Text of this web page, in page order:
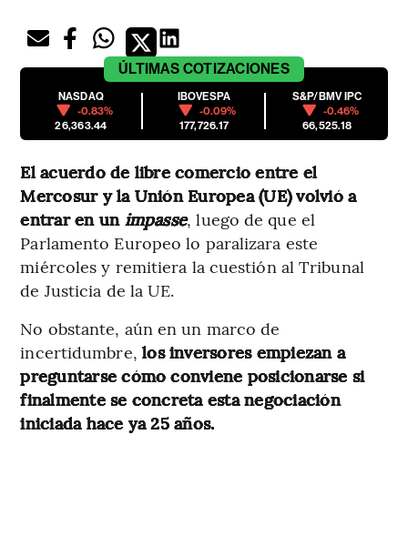
ÚLTIMAS COTIZACIONES
NASDAQ
-0.83%
26,363.44
IBOVESPA
-0.09%
177,726.17
S&P/BMV IPC
-0.46%
66,525.18
El acuerdo de libre comercio entre el
Mercosur y la Unión Europea (UE) volvió a
entrar en un impasse, luego de que el
Parlamento Europeo lo paralizara este
miércoles y remitiera la cuestión al Tribunal
de Justicia de la UE.
No obstante, aún en un marco de
incertidumbre, los inversores empiezan a
preguntarse cómo conviene posicionarse si
finalmente se concreta esta negociación
iniciada hace ya 25 años.